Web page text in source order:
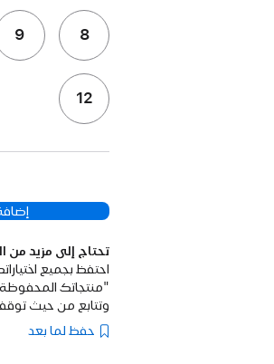
8
9
12
تحتاج إلى مزيد من
احتفظ بجميع
"منتجاتك
وتتابع من حيث
حفظ لما بعد